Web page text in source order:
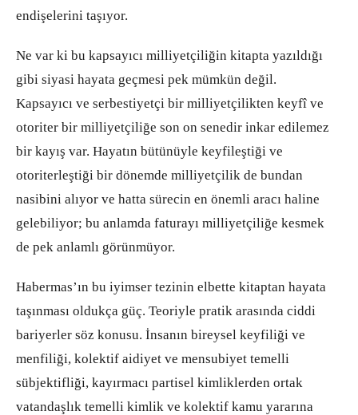
endişelerini taşıyor.
Ne var ki bu kapsayıcı milliyetçiliğin kitapta yazıldığı
gibi siyasi hayata geçmesi pek mümkün değil.
Kapsayıcı ve serbestiyetçi bir milliyetçilikten keyfî ve
otoriter bir milliyetçiliğe son on senedir inkar edilemez
bir kayış var. Hayatın bütünüyle keyfileştiği ve
otoriterleştiği bir dönemde milliyetçilik de bundan
nasibini alıyor ve hatta sürecin en önemli aracı haline
gelebiliyor; bu anlamda faturayı milliyetçiliğe kesmek
de pek anlamlı görünmüyor.
Habermas’ın bu iyimser tezinin elbette kitaptan hayata
taşınması oldukça güç. Teoriyle pratik arasında ciddi
bariyerler söz konusu. İnsanın bireysel keyfiliği ve
menfiliği, kolektif aidiyet ve mensubiyet temelli
sübjektifliği, kayırmacı partisel kimliklerden ortak
vatandaşlık temelli kimlik ve kolektif kamu yararına